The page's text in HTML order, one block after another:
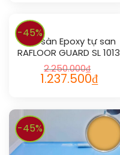
-45%
Sơn sàn Epoxy tự san
RAFLOOR GUARD SL 1013
2.250.000₫
1.237.500₫
-45%